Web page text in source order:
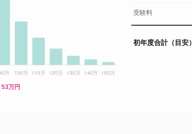
53万円
受験料
初年度合計（目安）